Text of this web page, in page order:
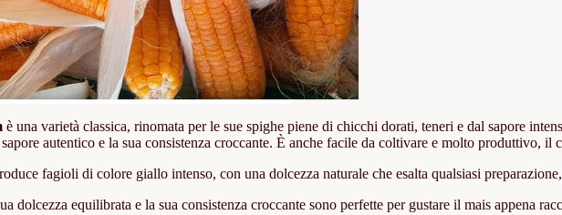
è una varietà classica, rinomata per le sue spighe piene di chicchi dorati, teneri e dal sapore
autentico e la sua consistenza croccante. È anche facile da coltivare e molto produttivo,
fagioli di colore giallo intenso, con una dolcezza naturale che esalta qualsiasi
dolcezza equilibrata e la sua consistenza croccante sono perfette per gustare il mais appena